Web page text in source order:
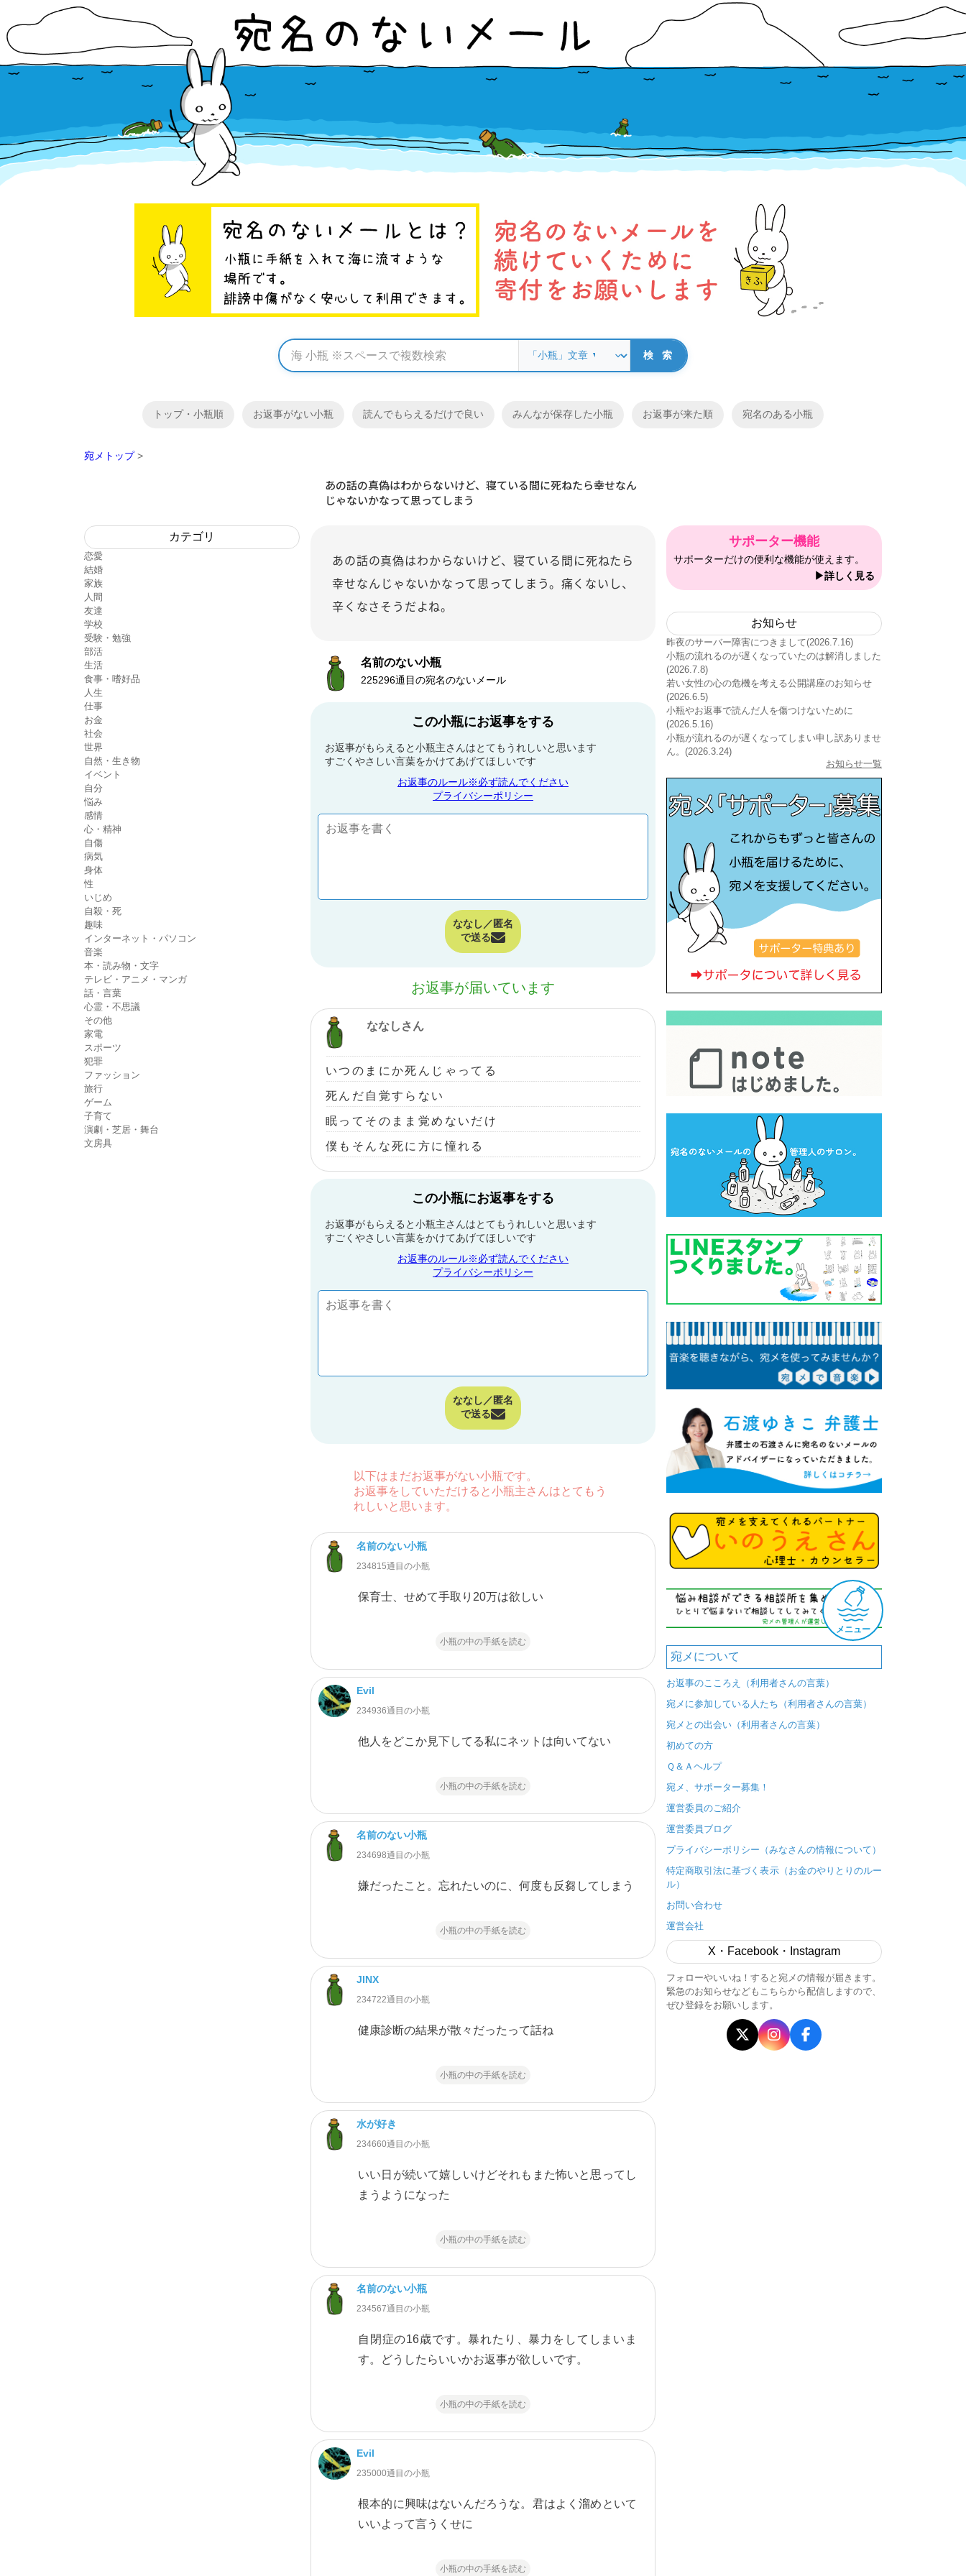
メニュー
トップ・小瓶順 お返事がない小瓶 読んでもらえるだけで良い みんなが保存した小瓶 お返事が来た順 宛名のある小瓶
宛メトップ >
あの話の真偽はわからないけど、寝ている間に死ねたら幸せなん
じゃないかなって思ってしまう
カテゴリ
恋愛
結婚
家族
人間
友達
学校
受験・勉強
部活
生活
食事・嗜好品
人生
仕事
お金
社会
世界
自然・生き物
イベント
自分
悩み
感情
心・精神
自傷
病気
身体
性
いじめ
自殺・死
趣味
インターネット・パソコン
音楽
本・読み物・文字
テレビ・アニメ・マンガ
話・言葉
心霊・不思議
その他
家電
スポーツ
犯罪
ファッション
旅行
ゲーム
子育て
演劇・芝居・舞台
文房具
あの話の真偽はわからないけど、寝ている間に死ねたら
幸せなんじゃないかなって思ってしまう。痛くないし、
辛くなさそうだよね。
名前のない小瓶
225296通目の宛名のないメール
この小瓶にお返事をする
お返事がもらえると小瓶主さんはとてもうれしいと思います
すごくやさしい言葉をかけてあげてほしいです
お返事のルール※必ず読んでください
プライバシーポリシー
ななし／匿名
で送る
お返事が届いています
ななしさん
いつのまにか死んじゃってる
死んだ自覚すらない
眠ってそのまま覚めないだけ
僕もそんな死に方に憧れる
この小瓶にお返事をする
お返事がもらえると小瓶主さんはとてもうれしいと思います
すごくやさしい言葉をかけてあげてほしいです
お返事のルール※必ず読んでください
プライバシーポリシー
ななし／匿名
で送る
以下はまだお返事がない小瓶です。
お返事をしていただけると小瓶主さんはとてもう
れしいと思います。
名前のない小瓶
234815通目の小瓶
保育士、せめて手取り20万は欲しい
小瓶の中の手紙を読む
Evil
234936通目の小瓶
他人をどこか見下してる私にネットは向いてない
小瓶の中の手紙を読む
名前のない小瓶
234698通目の小瓶
嫌だったこと。忘れたいのに、何度も反芻してしまう
小瓶の中の手紙を読む
JINX
234722通目の小瓶
健康診断の結果が散々だったって話ね
小瓶の中の手紙を読む
水が好き
234660通目の小瓶
いい日が続いて嬉しいけどそれもまた怖いと思ってし
まうようになった
小瓶の中の手紙を読む
名前のない小瓶
234567通目の小瓶
自閉症の16歳です。暴れたり、暴力をしてしまいま
す。どうしたらいいかお返事が欲しいです。
小瓶の中の手紙を読む
Evil
235000通目の小瓶
根本的に興味はないんだろうな。君はよく溜めといて
いいよって言うくせに
小瓶の中の手紙を読む
サポーター機能
サポーターだけの便利な機能が使えます。
▶詳しく見る
お知らせ
昨夜のサーバー障害につきまして(2026.7.16)
小瓶の流れるのが遅くなっていたのは解消しました
(2026.7.8)
若い女性の心の危機を考える公開講座のお知らせ
(2026.6.5)
小瓶やお返事で読んだ人を傷つけないために
(2026.5.16)
小瓶が流れるのが遅くなってしまい申し訳ありませ
ん。(2026.3.24)
お知らせ一覧
宛メについて
お返事のこころえ（利用者さんの言葉）
宛メに参加している人たち（利用者さんの言葉）
宛メとの出会い（利用者さんの言葉）
初めての方
Ｑ＆Ａヘルプ
宛メ、サポーター募集！
運営委員のご紹介
運営委員ブログ
プライバシーポリシー（みなさんの情報について）
特定商取引法に基づく表示（お金のやりとりのルー
ル）
お問い合わせ
運営会社
X・Facebook・Instagram
フォローやいいね！すると宛メの情報が届きます。
緊急のお知らせなどもこちらから配信しますので、
ぜひ登録をお願いします。